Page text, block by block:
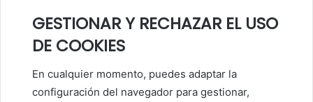
GESTIONAR Y RECHAZAR EL USO
DE COOKIES
En cualquier momento, puedes adaptar la
configuración del navegador para gestionar,